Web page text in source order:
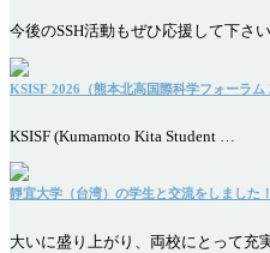
今後のSSH活動もぜひ応援して下さい
KSISF 2026（熊本北高国際科学フォーラム
KSISF (Kumamoto Kita Student …
靜宜大学（台湾）の学生と交流をしました！
大いに盛り上がり、両校にとって充